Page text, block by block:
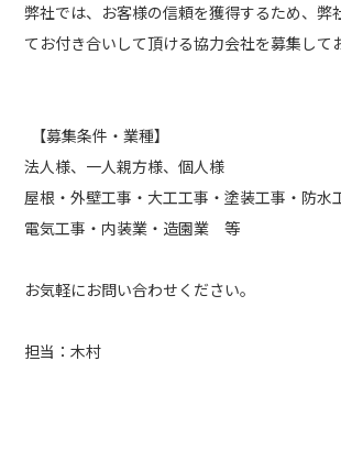
弊社では、お客様の信頼を獲得するため、弊
てお付き合いして頂ける協力会社を募集して
【募集条件・業種】
法人様、一人親方様、個人様
屋根・外壁工事・大工工事・塗装工事・防水
電気工事・内装業・造園業 等
お気軽にお問い合わせください。
担当：木村